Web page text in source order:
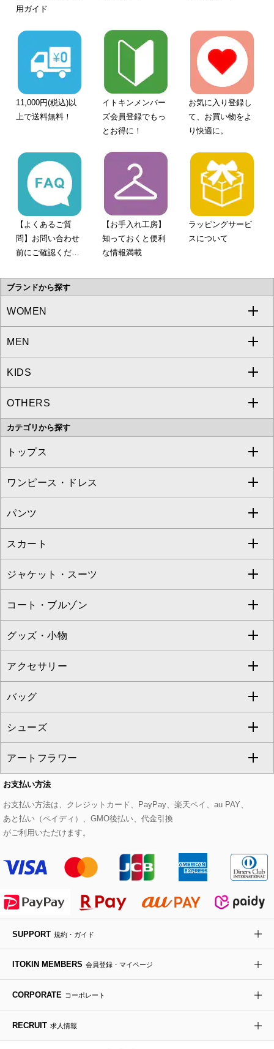
用ガイド
11,000円(税込)以
上で送料無料！
イトキンメンバー
ズ会員登録でもっ
とお得に！
お気に入り登録し
て、お買い物をよ
り快適に。
【よくあるご質
問】お問い合わせ
前にご確認くださ
【お手入れ工房】
知っておくと便利
な情報満載
ラッピングサービ
スについて
ブランドから探す
WOMEN
a.v.v
MICHEL KLEIN
MK MICHEL KLEIN
OFUON le MK
eur3
Maison de CINQ
MK MICHEL KLEIN BAG
HIROKO KOSHINO
MEN
a.v.v
MICHEL KLEIN HOMME
MK MICHEL KLEIN HOMME
KIDS
a.v.v
OTHERS
MK MICHEL KLEIN BAG
カテゴリから探す
トップス
すべてのトップス
カットソー・Tシャツ
ブラウス・シャツ
ニット・セーター
カーディガン
アンサンブルセット
ベスト・ジレ
パーカー
タンクトップ・キャミソール
スウェット・ジャージー
その他のトップス
ワンピース・ドレス
すべてのワンピース・ドレス
ワンピース
ドレス
チュニック
ジャンパースカート
その他のワンピース・ドレス
パンツ
すべてのパンツ
フルレングスパンツ
クロップド・半端丈パンツ
ガウチョ・ワイドパンツ
ハーフ・ショート丈パンツ
サロペット・オールインワン
その他のパンツ
スカート
すべてのスカート
ロング・マキシ丈スカート
ひざ丈スカート
ミモレ丈スカート
ショート・ミニ丈スカート
その他のスカート
ジャケット・スーツ
すべてのジャケット・スーツ
テーラードジャケット
ノーカラージャケット
セットアップ
セットアップジャケット
セットアップパンツ
セットアップスカート
セットアップワンピース
コート・ブルゾン
すべてのコート・ブルゾン
トレンチコート
ピーコート
ダッフルコート
チェスターコート
モッズコート
ステンカラーコート
ライダースジャケット
デニムジャケット
ダウンジャケット・コート
グッズ・小物
すべてのグッズ・小物
マスク
ストール・マフラー・スヌード
ベルト・サスペンダー
帽子
ヘアアクセサリー
ハンカチ・バンダナ
手袋
チャーム・ストラップ
アクセサリー
すべてのアクセサリー
ネックレス
ピアス・イヤリング
ブレスレット・バングル
ブローチ・コサージュ
バッグ
すべてのバッグ
トートバッグ
ショルダーバッグ
ボストンバッグ
バックパック・リュック
ボディバッグ・メッセンジャーバッグ
トラベルバッグ
シューズ
すべてのシューズ
パンプス
スニーカー
フラットシューズ
ローファー
ドレスシューズ
アートフラワー
すべてのアートフラワー
ローズ
カサブランカ・カラー
ラナンキュラス
ポプリアレンジ＆フレグランス
お支払い方法
お支払い方法は、クレジットカード、PayPay、楽天ペイ、au PAY、
あと払い（ペイディ）、GMO後払い、代金引換
がご利用いただけます。
SUPPORT 規約・ガイド
ITOKIN MEMBERS 会員登録・マイページ
CORPORATE コーポレート
RECRUIT 求人情報